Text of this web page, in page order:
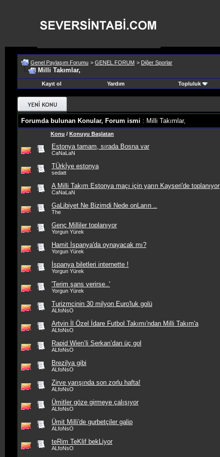
Genel Paylaşım Forumu > GENEL FORUM > Diğer Sporlar
Milli Takımlar,
Kayıt ol Yardım Topluluk
Forumda bulunan Konular, Forum ismi : Milli Takımlar,
Konu / Konuyu Başlatan
Estonya tamam, sırada Bosna var
CaNaLaN
TÜrkİye estonya
sedatt
A Milli Takım Estonya maçı için yarın Kayseri'de toplanıyor
CaNaLaN
GaLibiyet Ne Bizimdi Nede onLarın ..
The
Genç Milliler toplanıyor
Yorgun Yürek
Hamit İspanya'da oynayacak mı?
Yorgun Yürek
İspanya biletleri internette !
Yorgun Yürek
'Terim şans verirse..'
Yorgun Yürek
Turizmcinin 30 milyon Euro'luk golü
ALfoNsO
Artvin İl Özel İdare Futbol Takımı'ndan Milli Takım'a
ALfoNsO
Rapid Wien’li Serkan’dan üç gol
ALfoNsO
Brezilya gibi
ALfoNsO
Zirve yarışında son zorlu hafta!
ALfoNsO
Ümitler göze girmeye çalışıyor
ALfoNsO
Ümit Milli'de gurbetçiler galip
ALfoNsO
teRim TeKlif bekLiyor
ALfoNsO